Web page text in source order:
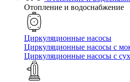
Отопление и водоснабжение
Циркуляционные насосы
Циркуляционные насосы с
Циркуляционные насосы с